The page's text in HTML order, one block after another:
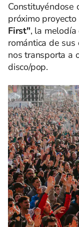
Constituyéndose
próximo
First", la melodía
romántica de
nos transporta a
disco/pop.